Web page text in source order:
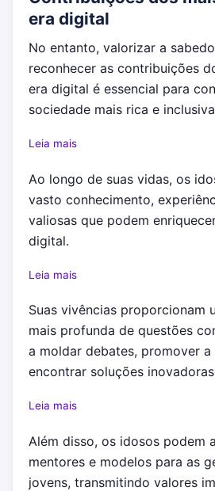
era digital
No entanto, valorizar a
reconhecer as contribuições
era digital é essencial para
sociedade mais rica e
Leia mais
Ao longo de suas vidas, os
vasto conhecimento,
valiosas que podem
digital.
Leia mais
Suas vivências proporcionam
mais profunda de questões
a moldar debates, promover
encontrar soluções
Leia mais
Além disso, os idosos podem
mentores e modelos para as
jovens, transmitindo valores